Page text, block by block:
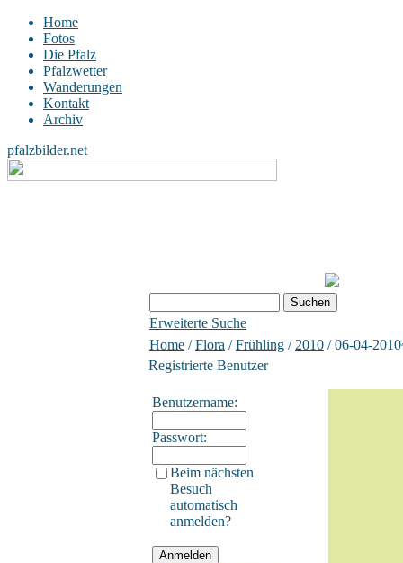
Home
Fotos
Die Pfalz
Pfalzwetter
Wanderungen
Kontakt
Archiv
pfalzbilder.net
Erweiterte Suche
Home /Flora /Frühling / 2010 / 06-04-
Registrierte Benutzer
Benutzername:
Passwort:
Beim nächsten
Besuch
automatisch
anmelden?